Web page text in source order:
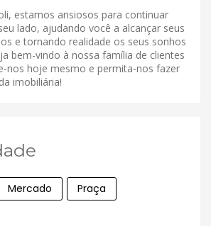
estamos ansiosos para continuar
lado, ajudando você a alcançar seus
e tornando realidade os seus sonhos
bem-vindo à nossa família de clientes
nos hoje mesmo e permita-nos fazer
imobiliária!
Mercado Praça